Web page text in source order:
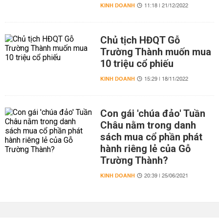
KINH DOANH 11:18 | 21/12/2022
Chủ tịch HĐQT Gỗ
Trường Thành muốn mua
10 triệu cổ phiếu
KINH DOANH 15:29 | 18/11/2022
Con gái 'chúa đảo' Tuần
Châu nằm trong danh
sách mua cổ phần phát
hành riêng lẻ của Gỗ
Trường Thành?
KINH DOANH 20:39 | 25/06/2021